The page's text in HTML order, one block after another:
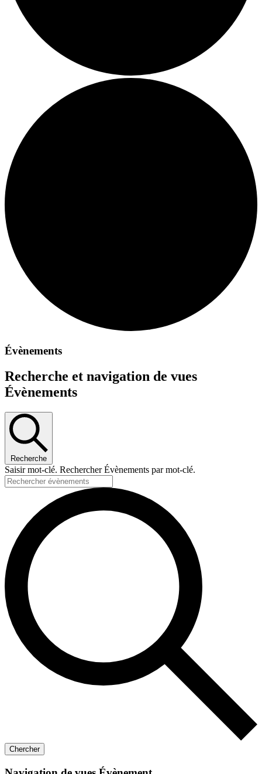
Évènements
Recherche et navigation de vues
Évènements
Recherche
Saisir mot-clé. Rechercher Évènements par mot-clé.
Chercher